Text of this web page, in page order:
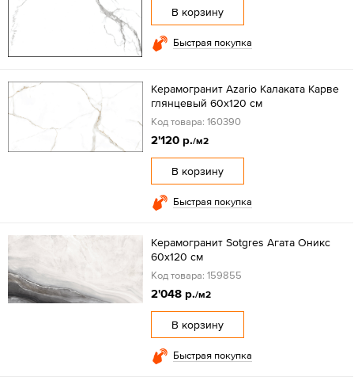
В корзину
Быстрая покупка
Керамогранит Azario Калаката Карве
глянцевый 60x120 см
Код товара: 160390
2'120 р./м2
В корзину
Быстрая покупка
Керамогранит Sotgres Агата Оникс
60x120 см
Код товара: 159855
2'048 р./м2
В корзину
Быстрая покупка